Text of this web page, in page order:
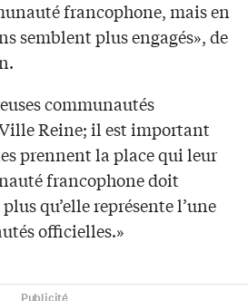
francophone, mais en
semblent plus engagés», de
communautés
Reine; il est important
prennent la place qui leur
francophone doit
qu’elle représente l’une
officielles.»